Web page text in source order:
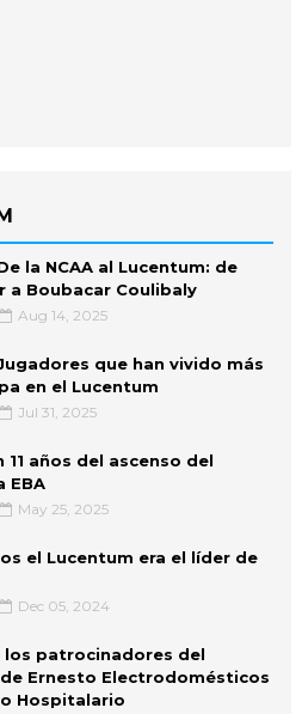
la NCAA al Lucentum: de
a Boubacar Coulibaly
Aug 14, 2025
Jugadores que han vivido más
en el Lucentum
Jul 31, 2025
11 años del ascenso del
EBA
May 25, 2025
el Lucentum era el líder de
Dec 05, 2024
los patrocinadores del
Ernesto Electrodomésticos
Hospitalario